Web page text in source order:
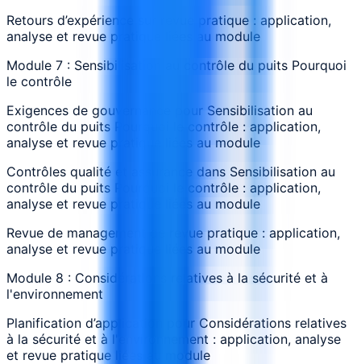
Retours d’expérience sur revue pratique : application,
analyse et revue pratique liées au module
Module 7 : Sensibilisation au contrôle du puits Pourquoi
le contrôle
Exigences de gouvernance pour Sensibilisation au
contrôle du puits Pourquoi le contrôle : application,
analyse et revue pratique liées au module
Contrôles qualité et assurance dans Sensibilisation au
contrôle du puits Pourquoi le contrôle : application,
analyse et revue pratique liées au module
Revue de management de revue pratique : application,
analyse et revue pratique liées au module
Module 8 : Considérations relatives à la sécurité et à
l'environnement
Planification d’application pour Considérations relatives
à la sécurité et à l'environnement : application, analyse
et revue pratique liées au module